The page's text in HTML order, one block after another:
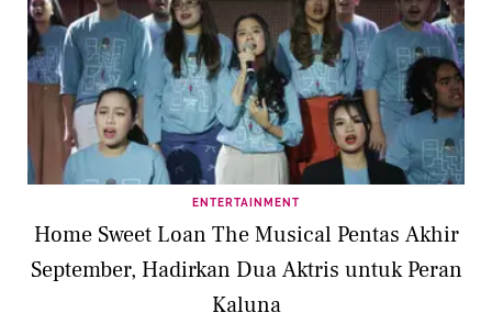
ENTERTAINMENT
Home Sweet Loan The Musical Pentas Akhir
September, Hadirkan Dua Aktris untuk Peran
Kaluna